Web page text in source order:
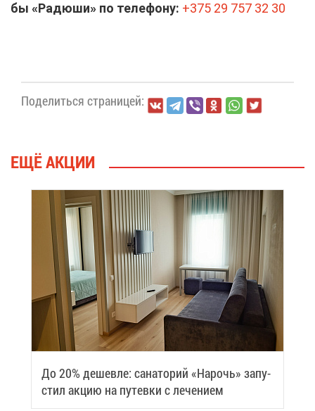
бы «Ра­дю­ши» по те­ле­фо­ну: +375 29 757 32 30
По­де­лить­ся стра­ни­цей:
ЕЩЁ АК­ЦИИ
До 20% де­шев­ле: са­на­то­рий «На­рочь» за­пу­
стил ак­цию на пу­тев­ки с ле­че­ни­ем